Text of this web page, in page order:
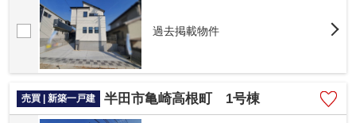
過去掲載物件
売買 | 新築一戸建 半田市亀崎高根町 1号棟